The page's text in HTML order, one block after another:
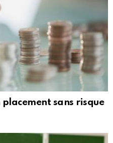
placement sans risque